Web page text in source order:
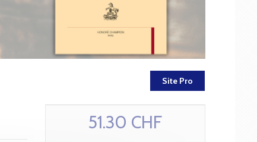
Site Pro
51.30 CHF